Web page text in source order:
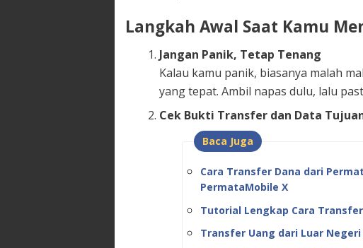
Langkah Awal Saat Kamu
Jangan Panik, Tetap Tenang
Kalau kamu panik, biasanya malah
yang tepat. Ambil napas dulu, lalu
Cek Bukti Transfer dan Data
Baca Juga
Cara Transfer Dana dari
PermataMobile X
Tutorial Lengkap Cara
Transfer Uang dari Luar